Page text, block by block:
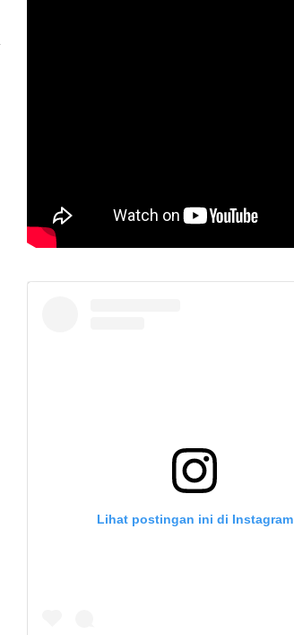
Lihat postingan ini di Instagram